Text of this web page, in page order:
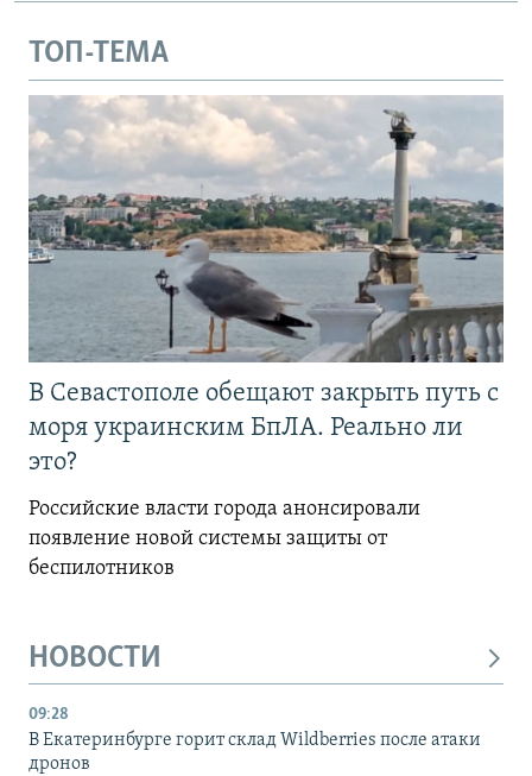
ТОП-ТЕМА
В Севастополе обещают закрыть путь с
моря украинским БпЛА. Реально ли
это?
Российские власти города анонсировали
появление новой системы защиты от
беспилотников
НОВОСТИ
09:28
В Екатеринбурге горит склад Wildberries после атаки
дронов